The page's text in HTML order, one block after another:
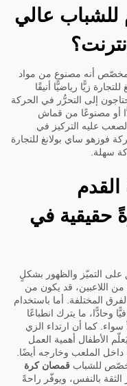
للشباب عالي
أنه مصنوع من مواد
زيًّا رياضيًّا أنيقًا
إلى التحرُّر في الحركة
أو مصنوعًا من قماش
عليه التركيز في
فوزهو ساي بولانغ للتجارة
سهلة.
حقيقية في
التميّز والظهور بشكلٍ
اللاعبين، قد يكون من
المختلفة. أما باستخدام
وحادًّا، ما يترك انطباعًا
كما أن ارتداء الزي
الأطفال أهمية العمل
داخل الملعب وخارجه أيضًا.
للشباب قمصان كرة
الثقة بالنفس، ويوفّر راحةً